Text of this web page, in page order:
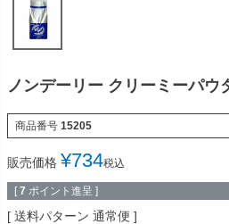
ノンデーリー クリーミーパ
商品番号 15205
販売価格 ¥734税込
[ 7 ポイント進呈 ]
送料パターン 通常便